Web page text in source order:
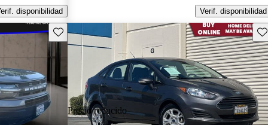
disponibilidad
Verif. disponibilidad
Guarda este Aviso
Precio reducido